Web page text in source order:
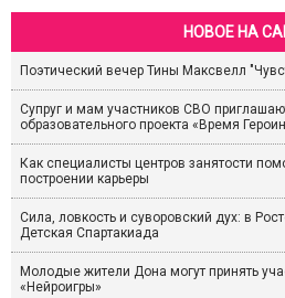
НОВОЕ НА
Поэтический вечер Тины Максвелл
Супруг и мам участников СВО
образовательного проекта «Время
Как специалисты центров занятости
построении карьеры
Сила, ловкость и суворовский дух: в
Детская Спартакиада
Молодые жители Дона могут принять
«Нейроигры»